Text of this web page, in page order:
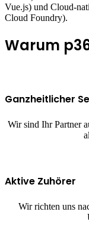
Vue.js) und Cloud-
Cloud Foundry).
Warum
Ganzheitlicher
Wir sind Ihr Partner
Aktive Zuhörer
Wir richten uns